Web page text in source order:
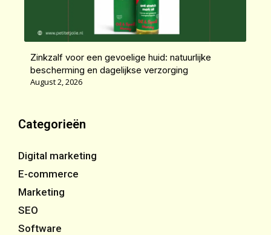
Zinkzalf voor een gevoelige huid: natuurlijke
bescherming en dagelijkse verzorging
August 2, 2026
Categorieën
Digital marketing
E-commerce
Marketing
SEO
Software